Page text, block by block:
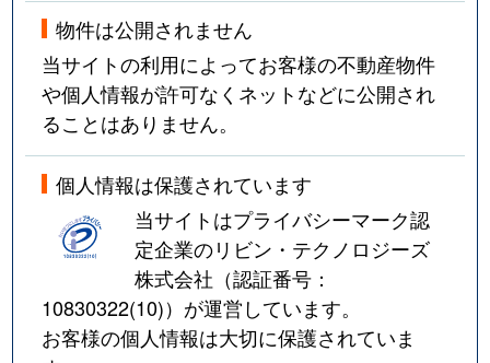
物件は公開されません
当サイトの利用によってお客様の不動産物件
や個人情報が許可なくネットなどに公開され
ることはありません。
個人情報は保護されています
当サイトはプライバシーマーク認
定企業のリビン・テクノロジーズ
株式会社（認証番号：
10830322(10)）が運営しています。
お客様の個人情報は大切に保護されていま